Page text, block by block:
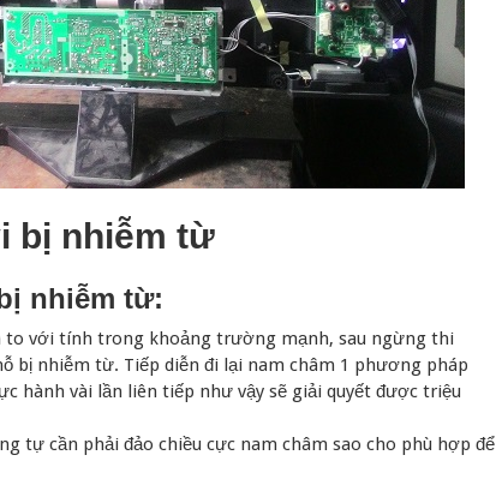
bị nhiễm từ
nhiễm từ:
to với tính trong khoảng trường mạnh, sau ngừng thi
bị nhiễm từ. Tiếp diễn đi lại nam châm 1 phương pháp
hành vài lần liên tiếp như vậy sẽ giải quyết được triệu
tự cần phải đảo chiều cực nam châm sao cho phù hợp để